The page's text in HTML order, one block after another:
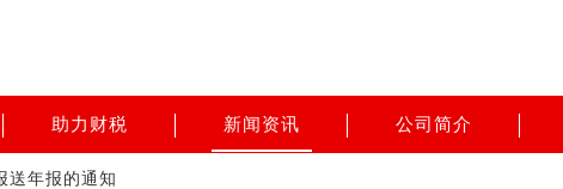
助力财税 新闻资讯 公司简介
送年报的通知